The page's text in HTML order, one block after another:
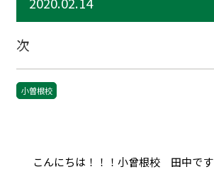
次
小曽根校
こんにちは！！！小曾根校 田中です